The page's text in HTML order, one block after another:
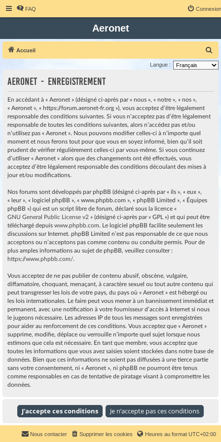
FAQ Connexion
Aeronet
Accueil
e
Langue :
Aeronet - Enregistrement
En accédant à « Aeronet » (désigné ci-après par « nous », « notre », « nos »,
« Aeronet », « https://forum.aeronet-fr.org »), vous acceptez d’être légalement
responsable des conditions suivantes. Si vous n’acceptez pas d’être légalement
responsable de toutes les conditions suivantes, alors n’accédez pas et/ou
n’utilisez pas « Aeronet ». Nous pouvons modifier celles-ci à n’importe quel
moment et nous ferons tout pour que vous en soyez informé, bien qu’il soit
prudent de vérifier régulièrement celles-ci par vous-même. Si vous continuez
d’utiliser « Aeronet » alors que des changements ont été effectués, vous
acceptez d’être légalement responsable des conditions découlant des mises à
jour et/ou modifications.
Nos forums sont développés par phpBB (désigné ci-après par « ils », « eux »,
« leur », « logiciel phpBB », « www.phpbb.com », « phpBB Limited », « Équipes
phpBB ») qui est un script libre de forum, déclaré sous la licence «
GNU General Public License v2 » (désigné ci-après par « GPL ») et qui peut être
téléchargé depuis www.phpbb.com. Le logiciel phpBB facilite seulement les
discussions sur Internet. phpBB Limited n’est pas responsable de ce que nous
acceptons ou n’acceptons pas comme contenu ou conduite permis. Pour de
plus amples informations au sujet de phpBB, veuillez consulter :
https://www.phpbb.com/.
Vous acceptez de ne pas publier de contenu abusif, obscène, vulgaire,
diffamatoire, choquant, menaçant, à caractère sexuel ou tout autre contenu qui
peut transgresser les lois de votre pays, du pays où « Aeronet » est hébergé ou
les lois internationales. Le faire peut vous mener à un bannissement immédiat et
permanent, avec une notification à votre fournisseur d’accès à Internet si nous
le jugeons nécessaire. Les adresses IP de tous les messages sont enregistrées
pour aider au renforcement de ces conditions. Vous acceptez que « Aeronet »
supprime, modifie, déplace ou verrouille n’importe quel sujet lorsque nous
estimons que cela est nécessaire. En tant que membre, vous acceptez que
toutes les informations que vous avez saisies soient stockées dans notre base de
données. Bien que ces informations ne soient pas diffusées à une tierce partie
sans votre consentement, ni « Aeronet », ni phpBB ne pourront être tenus
comme responsables en cas de tentative de piratage visant à compromettre les
données.
Heures au format UTC+02:00
Supprimer les cookies
Nous contacter